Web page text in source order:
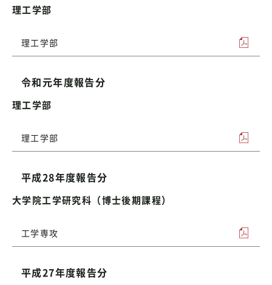
理工学部
理工学部
令和元年度報告分
理工学部
理工学部
平成28年度報告分
大学院工学研究科（博士後期課程）
工学専攻
平成27年度報告分